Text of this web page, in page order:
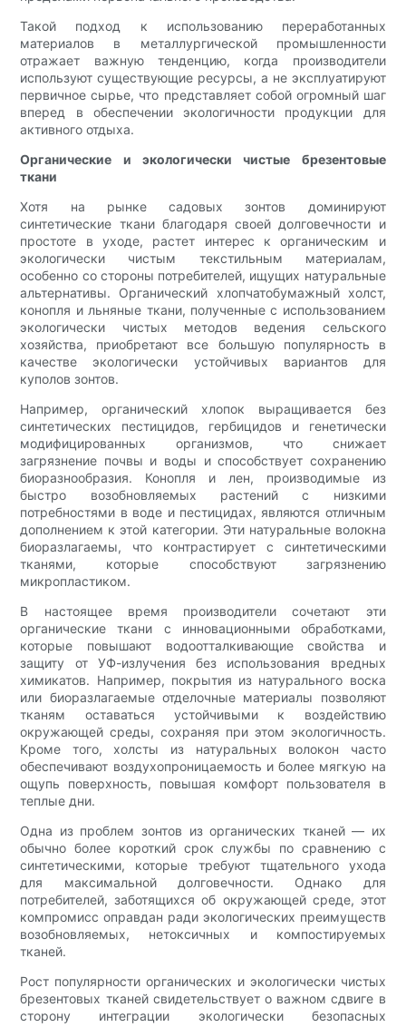
Такой подход к использованию переработанных
материалов в металлургической промышленности
отражает важную тенденцию, когда производители
используют существующие ресурсы, а не эксплуатируют
первичное сырье, что представляет собой огромный шаг
вперед в обеспечении экологичности продукции для
активного отдыха.
Органические и экологически чистые брезентовые
ткани
Хотя на рынке садовых зонтов доминируют
синтетические ткани благодаря своей долговечности и
простоте в уходе, растет интерес к органическим и
экологически чистым текстильным материалам,
особенно со стороны потребителей, ищущих натуральные
альтернативы. Органический хлопчатобумажный холст,
конопля и льняные ткани, полученные с использованием
экологически чистых методов ведения сельского
хозяйства, приобретают все большую популярность в
качестве экологически устойчивых вариантов для
куполов зонтов.
Например, органический хлопок выращивается без
синтетических пестицидов, гербицидов и генетически
модифицированных организмов, что снижает
загрязнение почвы и воды и способствует сохранению
биоразнообразия. Конопля и лен, производимые из
быстро возобновляемых растений с низкими
потребностями в воде и пестицидах, являются отличным
дополнением к этой категории. Эти натуральные волокна
биоразлагаемы, что контрастирует с синтетическими
тканями, которые способствуют загрязнению
микропластиком.
В настоящее время производители сочетают эти
органические ткани с инновационными обработками,
которые повышают водоотталкивающие свойства и
защиту от УФ-излучения без использования вредных
химикатов. Например, покрытия из натурального воска
или биоразлагаемые отделочные материалы позволяют
тканям оставаться устойчивыми к воздействию
окружающей среды, сохраняя при этом экологичность.
Кроме того, холсты из натуральных волокон часто
обеспечивают воздухопроницаемость и более мягкую на
ощупь поверхность, повышая комфорт пользователя в
теплые дни.
Одна из проблем зонтов из органических тканей — их
обычно более короткий срок службы по сравнению с
синтетическими, которые требуют тщательного ухода
для максимальной долговечности. Однако для
потребителей, заботящихся об окружающей среде, этот
компромисс оправдан ради экологических преимуществ
возобновляемых, нетоксичных и компостируемых
тканей.
Рост популярности органических и экологически чистых
брезентовых тканей свидетельствует о важном сдвиге в
сторону интеграции экологически безопасных